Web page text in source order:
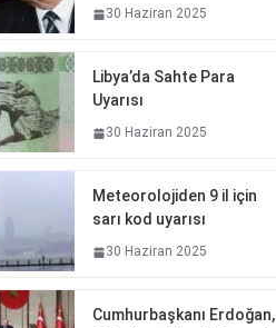
30 Haziran 2025
Libya’da Sahte Para
Uyarısı
30 Haziran 2025
Meteorolojiden 9 il için
sarı kod uyarısı
30 Haziran 2025
Cumhurbaşkanı Erdoğan,